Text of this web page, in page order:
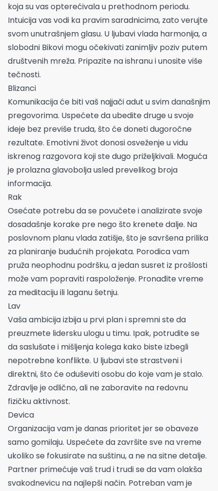
koja su vas opterećivala u prethodnom periodu.
Intuicija vas vodi ka pravim saradnicima, zato verujte
svom unutrašnjem glasu. U ljubavi vlada harmonija, a
slobodni Bikovi mogu očekivati zanimljiv poziv putem
društvenih mreža. Pripazite na ishranu i unosite više
tečnosti.
Blizanci
Komunikacija će biti vaš najjači adut u svim današnjim
pregovorima. Uspećete da ubedite druge u svoje
ideje bez previše truda, što će doneti dugoročne
rezultate. Emotivni život donosi osveženje u vidu
iskrenog razgovora koji ste dugo priželjkivali. Moguća
je prolazna glavobolja usled prevelikog broja
informacija.
Rak
Osećate potrebu da se povučete i analizirate svoje
dosadašnje korake pre nego što krenete dalje. Na
poslovnom planu vlada zatišje, što je savršena prilika
za planiranje budućnih projekata. Porodica vam
pruža neophodnu podršku, a jedan susret iz prošlosti
može vam popraviti raspoloženje. Pronađite vreme
za meditaciju ili laganu šetnju.
Lav
Vaša ambicija izbija u prvi plan i spremni ste da
preuzmete lidersku ulogu u timu. Ipak, potrudite se
da saslušate i mišljenja kolega kako biste izbegli
nepotrebne konflikte. U ljubavi ste strastveni i
direktni, što će oduševiti osobu do koje vam je stalo.
Zdravlje je odlično, ali ne zaboravite na redovnu
fizičku aktivnost.
Devica
Organizacija vam je danas prioritet jer se obaveze
samo gomilaju. Uspećete da završite sve na vreme
ukoliko se fokusirate na suštinu, a ne na sitne detalje.
Partner primećuje vaš trud i trudi se da vam olakša
svakodnevicu na najlepši način. Potreban vam je